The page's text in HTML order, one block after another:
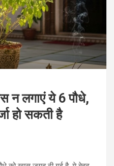
न लगाएं ये 6 पौधे,
हो सकती है